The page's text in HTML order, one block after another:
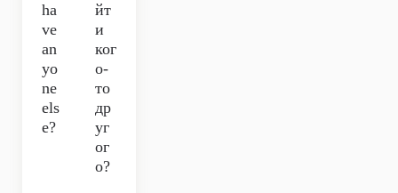
ha
ve
an
yo
ne
els
e?
йт
и
ког
о-
то
др
уг
ог
о?